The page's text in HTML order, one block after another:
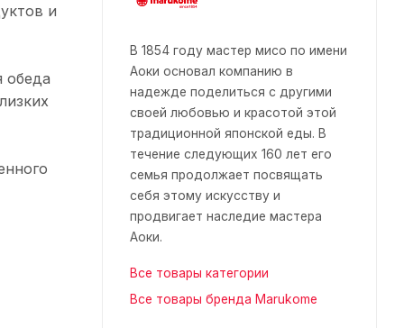
и
обеда
В 1854 году мастер мисо по имени
Аоки основал компанию в
надежде поделиться с другими
своей любовью и красотой этой
традиционной японской еды. В
течение следующих 160 лет его
семья продолжает посвящать
себя этому искусству и
продвигает наследие мастера
Аоки.
Все товары категории
Все товары бренда Marukome